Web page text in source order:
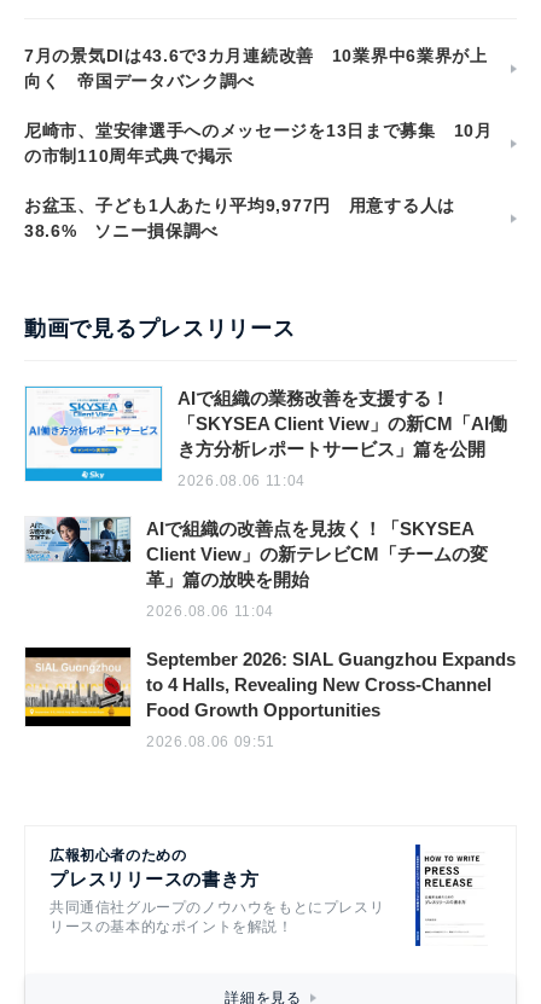
7月の景気DIは43.6で3カ月連続改善 10業界中6業界が上
向く 帝国データバンク調べ
尼崎市、堂安律選手へのメッセージを13日まで募集 10月
の市制110周年式典で掲示
お盆玉、子ども1人あたり平均9,977円 用意する人は
38.6% ソニー損保調べ
動画で見るプレスリリース
AIで組織の業務改善を支援する！
「SKYSEA Client View」の新CM「AI働
き方分析レポートサービス」篇を公開
2026.08.06 11:04
AIで組織の改善点を見抜く！「SKYSEA
Client View」の新テレビCM「チームの変
革」篇の放映を開始
2026.08.06 11:04
September 2026: SIAL Guangzhou Expands
to 4 Halls, Revealing New Cross-Channel
Food Growth Opportunities
2026.08.06 09:51
広報初心者のための
プレスリリースの書き方
共同通信社グループのノウハウをもとにプレスリ
リースの基本的なポイントを解説！
詳細を見る